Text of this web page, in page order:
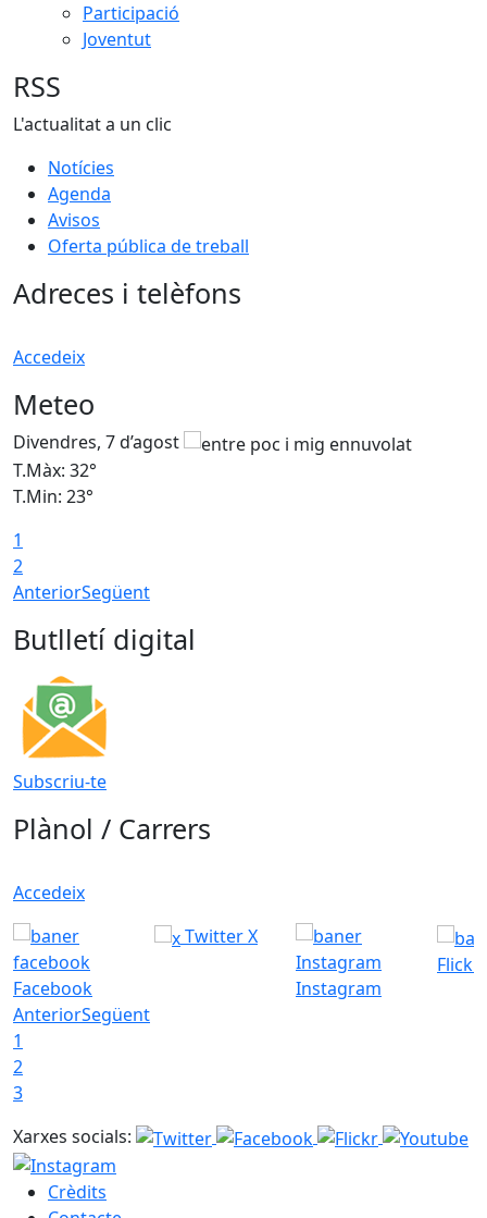
Participació
Joventut
RSS
L'actualitat a un clic
Notícies
Agenda
Avisos
Oferta pública de treball
Adreces i telèfons
Accedeix
Meteo
Divendres, 7 d’agost
T.Màx: 32°
T.Min: 23°
1
2
AnteriorSegüent
Butlletí digital
Subscriu-te
Plànol / Carrers
Accedeix
Facebook
Twitter X
Instagram
Flickr
AnteriorSegüent
1
2
3
Xarxes socials:
Crèdits